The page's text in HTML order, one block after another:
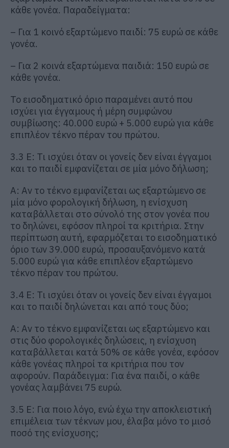
κάθε γονέα. Παραδείγματα:
– Για 1 κοινό εξαρτώμενο παιδί: 75 ευρώ σε κάθε
γονέα.
– Για 2 κοινά εξαρτώμενα παιδιά: 150 ευρώ σε
κάθε γονέα.
Το εισοδηματικό όριο παραμένει αυτό που
ισχύει για έγγαμους ή μέρη συμφώνου
συμβίωσης: 40.000 ευρώ + 5.000 ευρώ για κάθε
επιπλέον τέκνο πέραν του πρώτου.
3.3 Ε: Τι ισχύει όταν οι γονείς δεν είναι έγγαμοι
και το παιδί εμφανίζεται σε μία μόνο δήλωση;
Α: Αν το τέκνο εμφανίζεται ως εξαρτώμενο σε
μία μόνο φορολογική δήλωση, η ενίσχυση
καταβάλλεται στο σύνολό της στον γονέα που
το δηλώνει, εφόσον πληροί τα κριτήρια. Στην
περίπτωση αυτή, εφαρμόζεται το εισοδηματικό
όριο των 39.000 ευρώ, προσαυξανόμενο κατά
5.000 ευρώ για κάθε επιπλέον εξαρτώμενο
τέκνο πέραν του πρώτου.
3.4 Ε: Τι ισχύει όταν οι γονείς δεν είναι έγγαμοι
και το παιδί δηλώνεται και από τους δύο;
Α: Αν το τέκνο εμφανίζεται ως εξαρτώμενο και
στις δύο φορολογικές δηλώσεις, η ενίσχυση
καταβάλλεται κατά 50% σε κάθε γονέα, εφόσον
κάθε γονέας πληροί τα κριτήρια που τον
αφορούν. Παράδειγμα: Για ένα παιδί, ο κάθε
γονέας λαμβάνει 75 ευρώ.
3.5 Ε: Για ποιο λόγο, ενώ έχω την αποκλειστική
επιμέλεια των τέκνων μου, έλαβα μόνο το μισό
ποσό της ενίσχυσης;